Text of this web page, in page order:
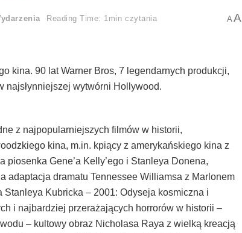
Reading Time: 1min czytania AA
kina. 90 lat Warner Bros, 7 legendarnych produkcji,
najsłynniejszej wytwórni Hollywood.
z najpopularniejszych filmów w historii,
kina, m.in. kpiący z amerykańskiego kina z
Gene’a Kelly’ego i Stanleya Donena,
adaptacja dramatu Tennessee Williamsa z Marlonem
Stanleya Kubricka – 2001: Odyseja kosmiczna i
i najbardziej przerażających horrorów w historii –
– kultowy obraz Nicholasa Raya z wielką kreacją